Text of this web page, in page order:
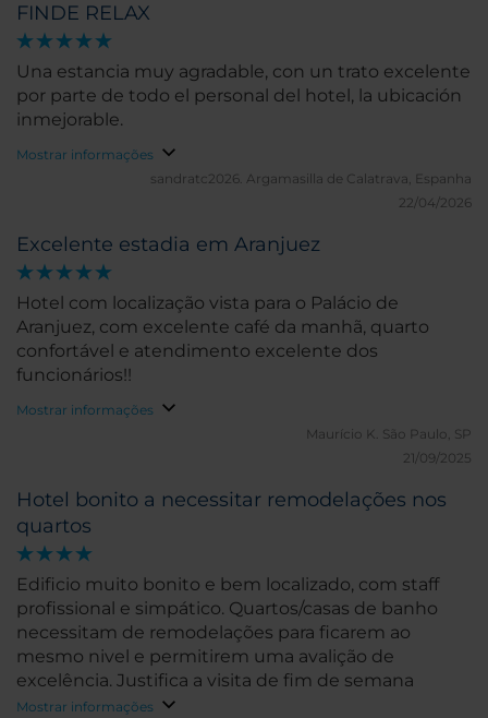
Excelente estadia em Aranjuez
Hotel com localização vista para o Palácio de
Aranjuez, com excelente café da manhã, quarto
confortável e atendimento excelente dos
funcionários!!
Mostrar informações
Maurício K. São Paulo, SP
21/09/2025
Hotel bonito a necessitar remodelações nos
quartos
Edificio muito bonito e bem localizado, com staff
profissional e simpático. Quartos/casas de banho
necessitam de remodelações para ficarem ao
mesmo nivel e permitirem uma avalição de
excelência. Justifica a visita de fim de semana
Mostrar informações
FINDE RELAX
Una estancia muy agradable, con un trato excelente
por parte de todo el personal del hotel, la ubicación
inmejorable.
Mostrar informações
sandratc2026. Argamasilla de Calatrava, Espanha
22/04/2026